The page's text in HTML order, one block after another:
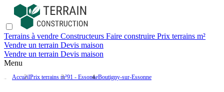
Terrains à vendre Constructeurs Faire construire Prix terrains m²
Vendre un terrain Devis maison
Vendre un terrain Devis maison
Menu
AccueilPrix terrains m²91 - EssonneBoutigny-sur-Essonne